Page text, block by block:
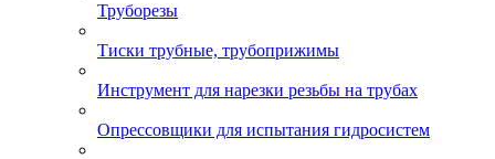
Труборезы
Тиски трубные, трубоприжимы
Инструмент для нарезки резьбы на трубах
Опрессовщики для испытания гидросистем